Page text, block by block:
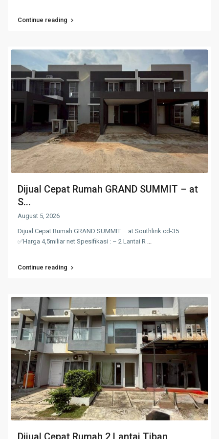
Continue reading
Dijual Cepat Rumah GRAND SUMMIT – at
S...
August 5, 2026
Dijual Cepat Rumah GRAND SUMMIT – at Southlink cd-35
✅Harga 4,5miliar net Spesifikasi : – 2 Lantai R ...
Continue reading